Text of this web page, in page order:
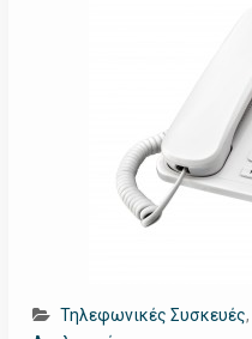
Τηλεφωνικές Συσκευές,